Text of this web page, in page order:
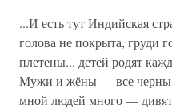
...И есть тут Индийская
голова не покрыта, груди
плетены... детей родят
Мужи и жёны — все черны.
мной людей много —